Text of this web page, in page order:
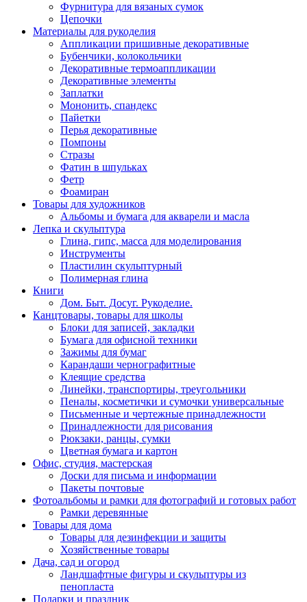
Фурнитура для вязаных сумок
Цепочки
Материалы для рукоделия
Аппликации пришивные декоративные
Бубенчики, колокольчики
Декоративные термоаппликации
Декоративные элементы
Заплатки
Мононить, спандекс
Пайетки
Перья декоративные
Помпоны
Стразы
Фатин в шпульках
Фетр
Фоамиран
Товары для художников
Альбомы и бумага для акварели и масла
Лепка и скульптура
Глина, гипс, масса для моделирования
Инструменты
Пластилин скульптурный
Полимерная глина
Книги
Дом. Быт. Досуг. Рукоделие.
Канцтовары, товары для школы
Блоки для записей, закладки
Бумага для офисной техники
Зажимы для бумаг
Карандаши чернографитные
Клеящие средства
Линейки, транспортиры, треугольники
Пеналы, косметички и сумочки универсальные
Письменные и чертежные принадлежности
Принадлежности для рисования
Рюкзаки, ранцы, сумки
Цветная бумага и картон
Офис, студия, мастерская
Доски для письма и информации
Пакеты почтовые
Фотоальбомы и рамки для фотографий и готовых работ
Рамки деревянные
Товары для дома
Товары для дезинфекции и защиты
Хозяйственные товары
Дача, сад и огород
Ландшафтные фигуры и скульптуры из
пенопласта
Подарки и праздник